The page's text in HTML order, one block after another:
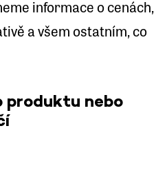
informace o cenách,
a všem ostatním, co
produktu nebo